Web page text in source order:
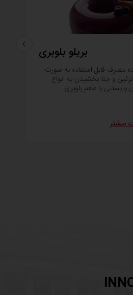
بریلو بلوبری
مصرف قابل استفاده به صورت
و جلا بخشیدن به انواع
بستنی با طعم بلوبری
بیشتر